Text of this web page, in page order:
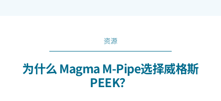
资源
为什么 Magma M-Pipe选择威格斯
PEEK？